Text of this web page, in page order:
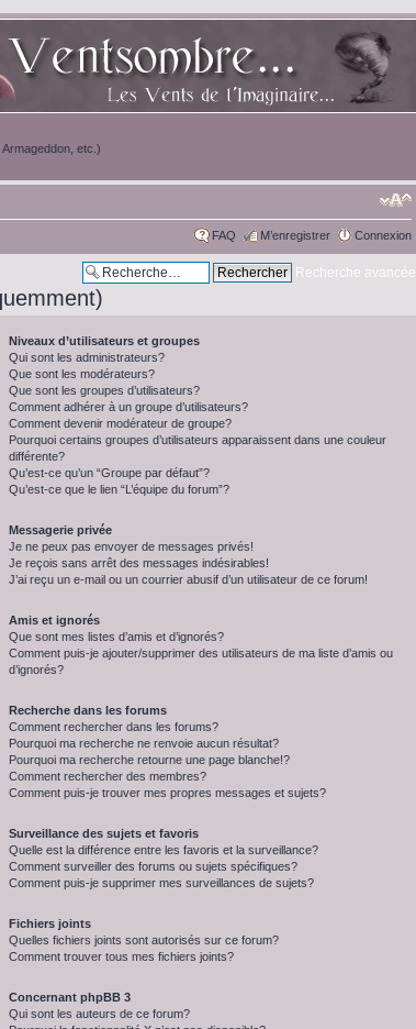
etc.)
FAQ M’enregistrer Connexion
Recherche avancée
Niveaux d’utilisateurs et groupes
Qui sont les administrateurs?
Que sont les modérateurs?
Que sont les groupes d’utilisateurs?
Comment adhérer à un groupe d’utilisateurs?
Comment devenir modérateur de groupe?
Pourquoi certains groupes d’utilisateurs apparaissent dans une couleur
différente?
Qu’est-ce qu’un “Groupe par défaut”?
Qu’est-ce que le lien “L’équipe du forum”?
Messagerie privée
Je ne peux pas envoyer de messages privés!
Je reçois sans arrêt des messages indésirables!
J’ai reçu un e-mail ou un courrier abusif d’un utilisateur de ce forum!
Amis et ignorés
Que sont mes listes d’amis et d’ignorés?
Comment puis-je ajouter/supprimer des utilisateurs de ma liste d’amis ou
d’ignorés?
Recherche dans les forums
Comment rechercher dans les forums?
Pourquoi ma recherche ne renvoie aucun résultat?
Pourquoi ma recherche retourne une page blanche!?
Comment rechercher des membres?
Comment puis-je trouver mes propres messages et sujets?
Surveillance des sujets et favoris
Quelle est la différence entre les favoris et la surveillance?
Comment surveiller des forums ou sujets spécifiques?
Comment puis-je supprimer mes surveillances de sujets?
Fichiers joints
Quelles fichiers joints sont autorisés sur ce forum?
Comment trouver tous mes fichiers joints?
Concernant phpBB 3
Qui sont les auteurs de ce forum?